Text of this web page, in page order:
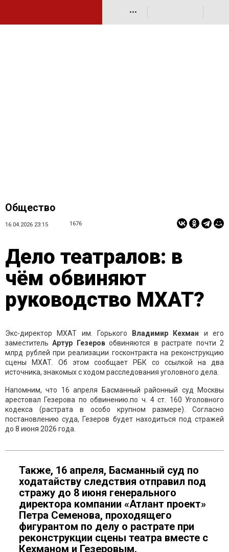
•••
Общество
16.04.2026 23:15 1676
Дело театралов: в
чём обвиняют
руководство МХАТ?
Экс-директор МХАТ им. Горького Владимир Кехман и его
заместительАртур Гезеровобвиняются в растрате почти 2
млрд рублей при реализации госконтракта на реконструкцию
сцены МХАТ. Об этом сообщает РБК со ссылкой на два
источника, знакомых с ходом расследования уголовного дела.
Напомним, что 16 апреля Басманный районный суд Москвы
арестовал Гезерова по обвинению.по ч. 4 ст. 160 Уголовного
кодекса (растрата в особо крупном размере). Согласно
постановлению суда, Гезеров будет находиться под стражей
до 8 июня 2026 года.
Также, 16 апреля, Басманный суд по
ходатайству следствия отправил под
стражу до 8 июня генерального
директора компании «Атлант проект»
Петра Семенова, проходящего
фигурантом по делу о растрате при
реконструкции сцены театра вместе с
Кехманом и Гезеровым.